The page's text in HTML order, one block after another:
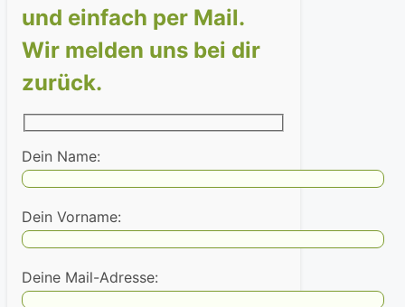
und einfach per Mail.
Wir melden uns bei dir
zurück.
Dein Name:
Dein Vorname:
Deine Mail-Adresse: